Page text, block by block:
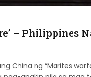
– Philippines
China ng “Marites